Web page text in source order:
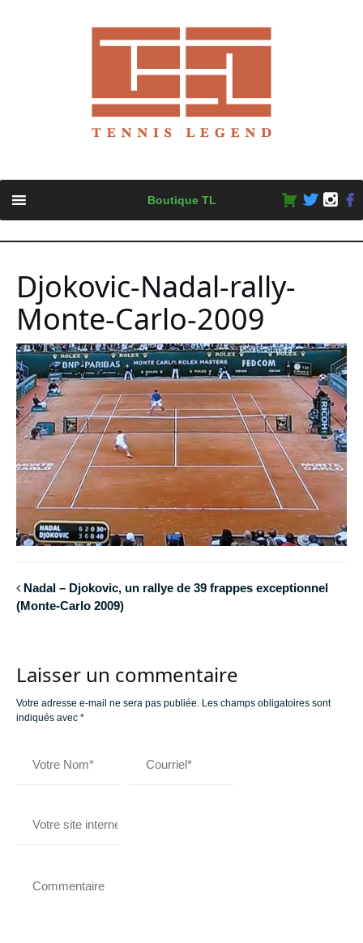
content
Boutique TL
Djokovic-Nadal-rally-
Monte-Carlo-2009
Nadal – Djokovic, un rallye de 39 frappes exceptionnel
(Monte-Carlo 2009)
Laisser un commentaire
Votre adresse e-mail ne sera pas publiée. Les champs obligatoires sont
indiqués avec *